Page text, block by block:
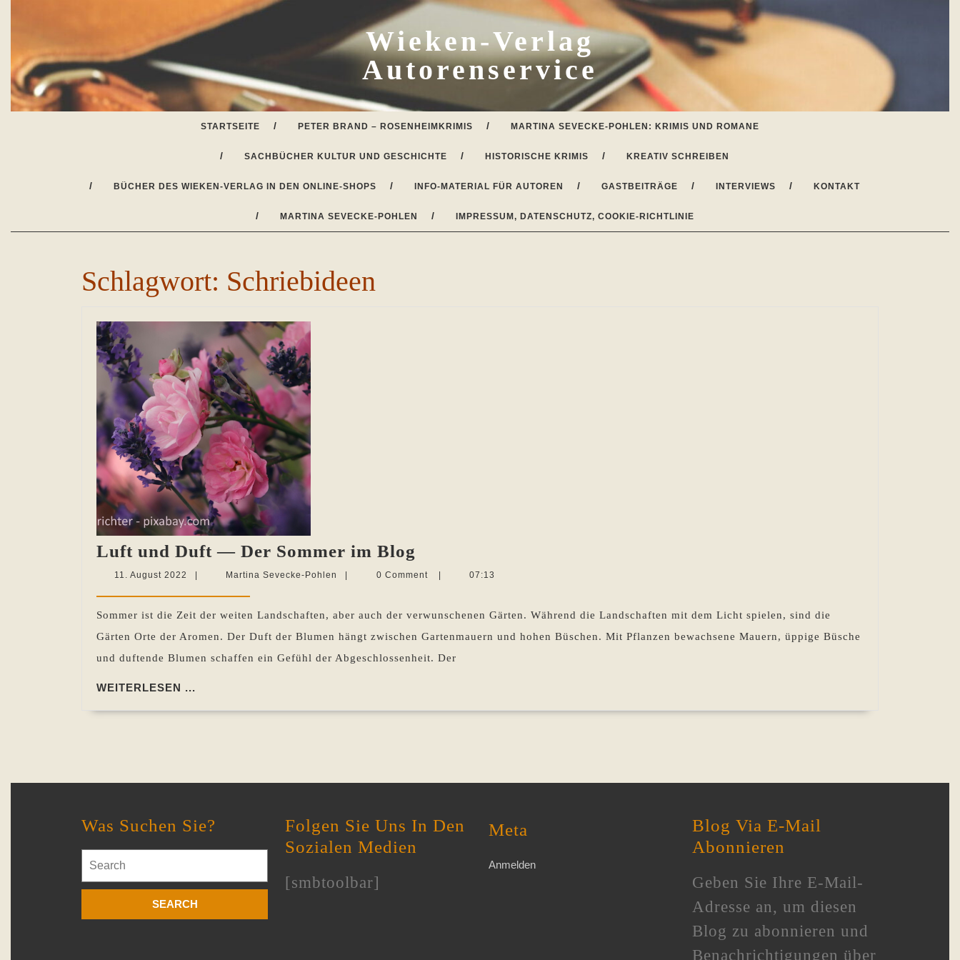
Wieken-Verlag
Autorenservice
STARTSEITE PETER BRAND – ROSENHEIMKRIMIS MARTINA SEVECKE-POHLEN: KRIMIS UND ROMANE
SACHBÜCHER KULTUR UND GESCHICHTE HISTORISCHE KRIMIS KREATIV SCHREIBEN
BÜCHER DES WIEKEN-VERLAG IN DEN ONLINE-SHOPS INFO-MATERIAL FÜR AUTOREN GASTBEITRÄGE INTERVIEWS KONTAKT
MARTINA SEVECKE-POHLEN IMPRESSUM, DATENSCHUTZ, COOKIE-RICHTLINIE
Schlagwort: Schriebideen
Luft und Duft — Der Sommer im Blog
und
—
Der
Sommer
11. August 2022 11.
2022
Martina Sevecke-Pohlen
Martina
0 Comment 07:13
Sommer ist die Zeit der weiten Landschaften, aber auch der verwunschenen Gärten. Während die Landschaften mit dem Licht spielen, sind die
Gärten Orte der Aromen. Der Duft der Blumen hängt zwischen Gartenmauern und hohen Büschen. Mit Pflanzen bewachsene Mauern, üppige Büsche
und duftende Blumen schaffen ein Gefühl der Abgeschlossenheit. Der
WEITERLESEN ...
Was Suchen Sie?
for:
Folgen Sie Uns In Den
Sozialen Medien
[smbtoolbar]
Meta
Anmelden
Blog Via E-Mail
Abonnieren
Geben Sie Ihre E-Mail-
Adresse an, um diesen
Blog zu abonnieren und
Benachrichtigungen über